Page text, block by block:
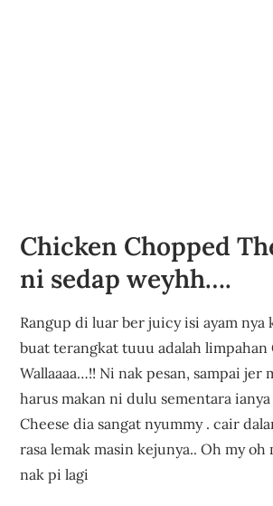
Chicken Chopped
ni sedap weyhh….
Rangup di luar ber juicy isi ayam nya
buat terangkat tuuu adalah limpahan
Wallaaaa…!! Ni nak pesan, sampai jer
harus makan ni dulu sementara ianya
Cheese dia sangat nyummy . cair
rasa lemak masin kejunya.. Oh my oh
nak pi lagi